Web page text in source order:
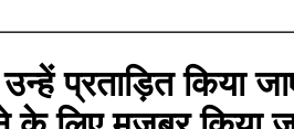
प्रताड़ित किया